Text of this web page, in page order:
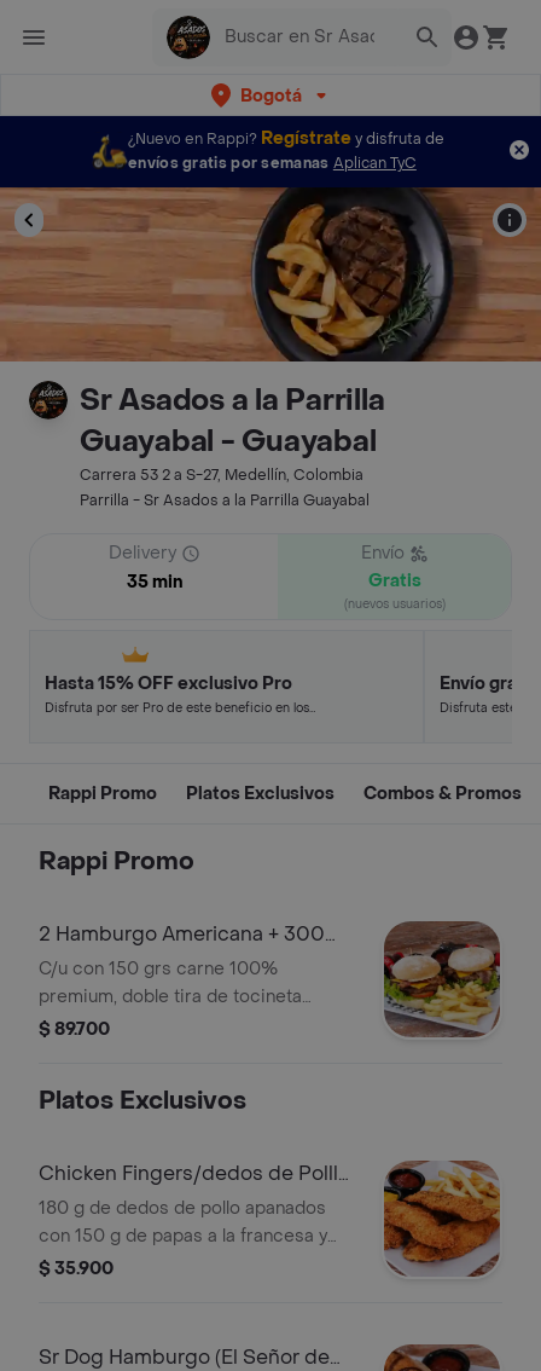
Bogotá
¿Nuevo en Rappi? Regístratey disfruta de
envíos gratis por semanas Aplican TyC
Sr Asados a la Parrilla
Guayabal - Guayabal
Carrera 53 2 a S-27, Medellín, Colombia
Parrilla - Sr Asados a la Parrilla Guayabal
Delivery
35 min
Envío
Gratis
(nuevos usuarios)
Hasta 15% OFF exclusivo Pro
Disfruta por ser Pro de este beneficio en los
Envío
Disfruta este
Rappi Promo Platos Exclusivos Combos & Promos
Rappi Promo
2 Hamburgo Americana + 300
Grs Papas a la Francesa
C/u con 150 grs carne 100%
premium, doble tira de tocineta
natural ahumada, queso , pan
$ 89.700
Platos Exclusivos
Chicken Fingers/dedos de Polllo
Apanados
180 g de dedos de pollo apanados
con 150 g de papas a la francesa y
bebida. Incluye salsas.
$ 35.900
Sr Dog Hamburgo (El Señor de